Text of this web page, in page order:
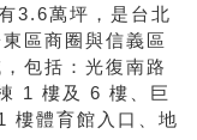
3.6萬坪，是台北
區商圈與信義區
包括：光復南路
1 樓及 6 樓、巨
樓體育館入口、地